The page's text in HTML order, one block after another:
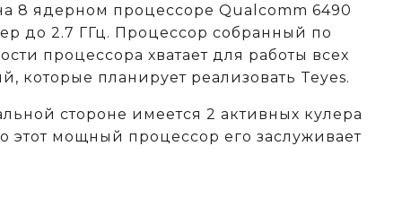
8 ядерном процессоре Qualcomm 6490
до 2.7 ГГц. Процессор собранный по
процессора хватает для работы всех
которые планирует реализовать Teyes.
стороне имеется 2 активных кулера
этот мощный процессор его заслуживает